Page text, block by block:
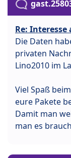
Re:
Die Daten
privaten
Lino2010 im
Viel Spaß
eure Pakete
Damit man
man es